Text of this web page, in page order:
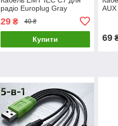
радіо Europlug Gray
29₴ 40 ₴
Купити
AUX
69